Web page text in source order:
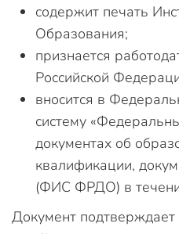
содержит печать
Образования;
признается
Российской
вносится в
систему
документах об
квалификации,
(ФИС ФРДО) в
Документ подтверждает